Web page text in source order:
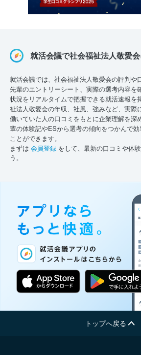
就活会議で社会福祉法人敬愛
就活会議では、社会福祉法人敬愛会の評判や
先輩のエントリーシート、実際の選考内容を
状況をリアルタイムで把握できる就活速報を
祉法人敬愛会の年収、社風、強みなど、実際
働いていた人の口コミをもとに企業理解を深
輩の体験記やESから選考の傾向をつかんで
ことができます。
まずは 会員登録 をして、最新の口コミや体
う。
トップへ戻る